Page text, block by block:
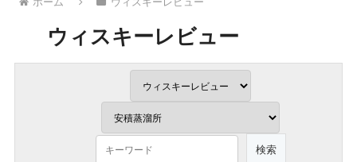
ウィスキーレビュー